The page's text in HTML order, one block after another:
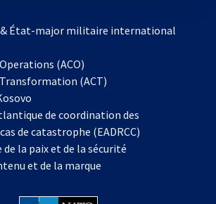
État-major militaire international
(ACO)
dans
nouvel
onglet
(ACT)
dans
un
nouvel
onglet
de coordination des
de catastrophe (EADRCC)
de la paix et de la sécurité
et de la marque